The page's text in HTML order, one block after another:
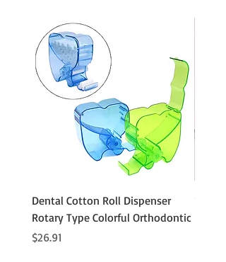
Dental Cotton Roll Dispenser
Rotary Type Colorful Orthodontic
価格
$26.91